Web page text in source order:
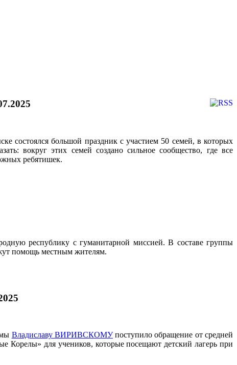
состоялся большой праздник с участием 50 семей, в которых
вокруг этих семей создано сильное сообщество, где все
ребятишек.
республику с гуманитарной миссией. В составе группы
помощь местным жителям.
Владиславу ВИРИВСКОМУпоступило обращение от средней
Корелы» для учеников, которые посещают детский лагерь при